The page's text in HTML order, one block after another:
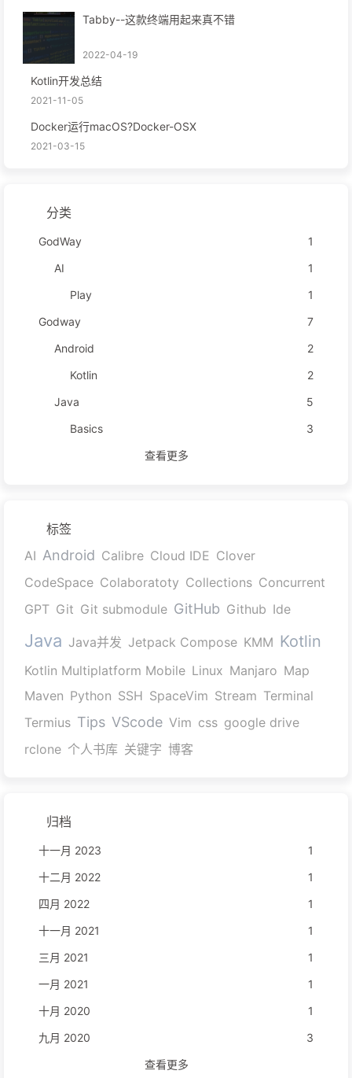
Tabby--这款终端用起来真不错
2022-04-19
Kotlin开发总结
2021-11-05
Docker运行macOS?Docker-OSX
2021-03-15
分类
GodWay
1
AI
1
Play
1
Godway
7
Android
2
Kotlin
2
Java
5
Basics
3
查看更多
标签
AI Android Calibre Cloud IDE Clover
CodeSpace Colaboratoty Collections Concurrent
GPT Git Git submodule GitHub Github Ide
Java Java并发 Jetpack Compose KMM Kotlin
Kotlin Multiplatform Mobile Linux Manjaro Map
Maven Python SSH SpaceVim Stream Terminal
Termius Tips VScode Vim css google drive
rclone 个人书库 关键字 博客
归档
十一月 2023
1
十二月 2022
1
四月 2022
1
十一月 2021
1
三月 2021
1
一月 2021
1
十月 2020
1
九月 2020
3
查看更多